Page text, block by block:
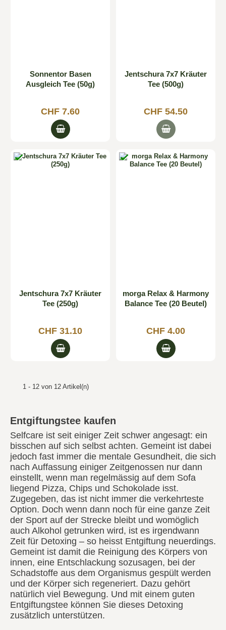
Sonnentor Basen
Ausgleich Tee (50g)
CHF 7.60
Jentschura 7x7 Kräuter
Tee (500g)
CHF 54.50

Jentschura 7x7 Kräuter
Tee (250g)
CHF 31.10

morga Relax & Harmony
Balance Tee (20 Beutel)
CHF 4.00
1 - 12 von 12 Artikel(n)
Entgiftungstee kaufen
Selfcare ist seit einiger Zeit schwer angesagt: ein
bisschen auf sich selbst achten. Gemeint ist dabei
jedoch fast immer die mentale Gesundheit, die sich
nach Auffassung einiger Zeitgenossen nur dann
einstellt, wenn man regelmässig auf dem Sofa
liegend Pizza, Chips und Schokolade isst.
Zugegeben, das ist nicht immer die verkehrteste
Option. Doch wenn dann noch für eine ganze Zeit
der Sport auf der Strecke bleibt und womöglich
auch Alkohol getrunken wird, ist es irgendwann
Zeit für Detoxing – so heisst Entgiftung neuerdings.
Gemeint ist damit die Reinigung des Körpers von
innen, eine Entschlackung sozusagen, bei der
Schadstoffe aus dem Organismus gespült werden
und der Körper sich regeneriert. Dazu gehört
natürlich viel Bewegung. Und mit einem guten
Entgiftungstee können Sie dieses Detoxing
zusätzlich unterstützen.